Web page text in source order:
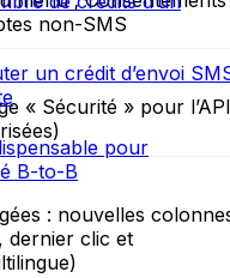
un crédit d’envoi
pour
B-to-B
non-SMS
« Sécurité » pour
: nouvelles
dernier clic et